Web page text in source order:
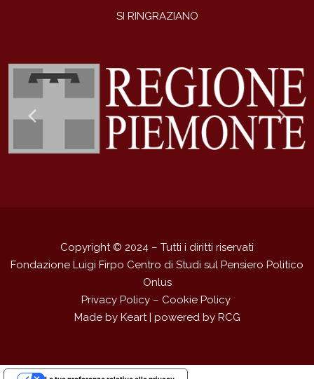
SI RINGRAZIANO
Previous
Slide
Copyright © 2024 – Tutti i diritti riservati
Fondazione Luigi Firpo Centro di Studi sul Pensiero Politico
Onlus
Privacy Policy– Cookie Policy
Made by Keart| powered by RCG